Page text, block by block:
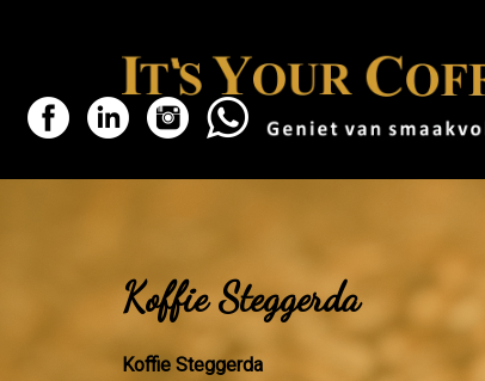
Koffie Steggerda
Koffie Steggerda